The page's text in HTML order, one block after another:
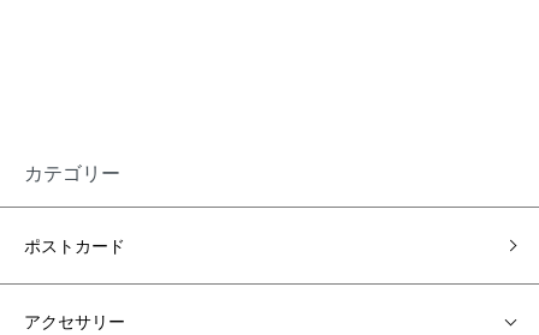
カテゴリー
ポストカード
アクセサリー